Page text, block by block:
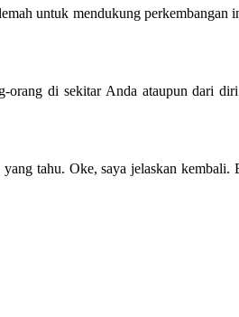
untuk mendukung perkembangan
di sekitar Anda ataupun dari
tahu. Oke, saya jelaskan kembali.